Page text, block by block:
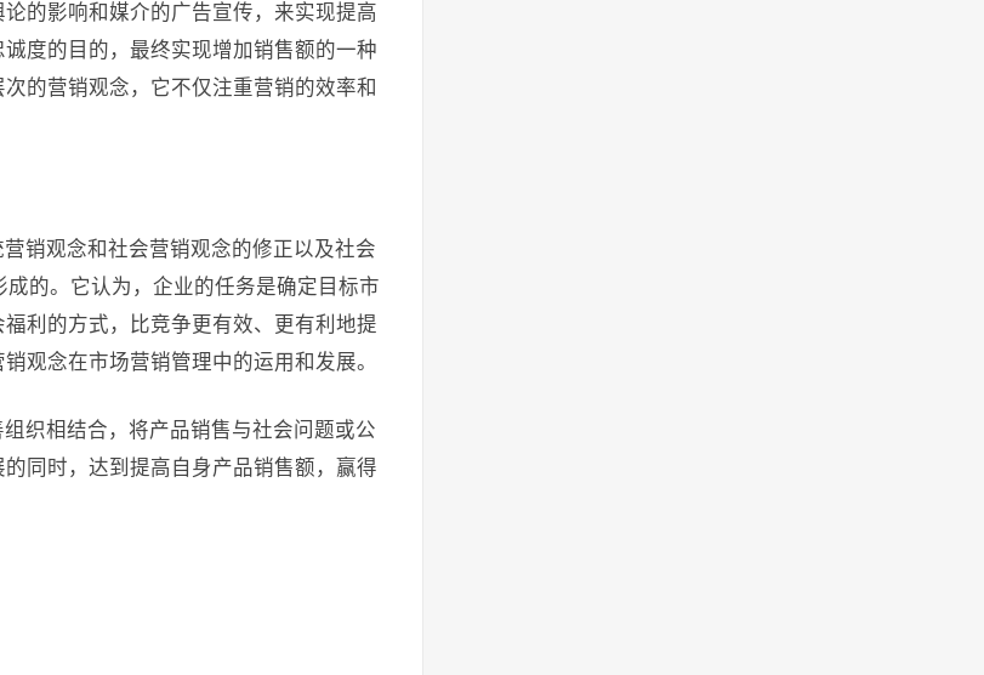
的影响和媒介的广告宣传，来实现提高
度的目的，最终实现增加销售额的一种
的营销观念，它不仅注重营销的效率和
销观念和社会营销观念的修正以及社会
的。它认为，企业的任务是确定目标市
利的方式，比竞争更有效、更有利地提
观念在市场营销管理中的运用和发展。
织相结合，将产品销售与社会问题或公
同时，达到提高自身产品销售额，赢得